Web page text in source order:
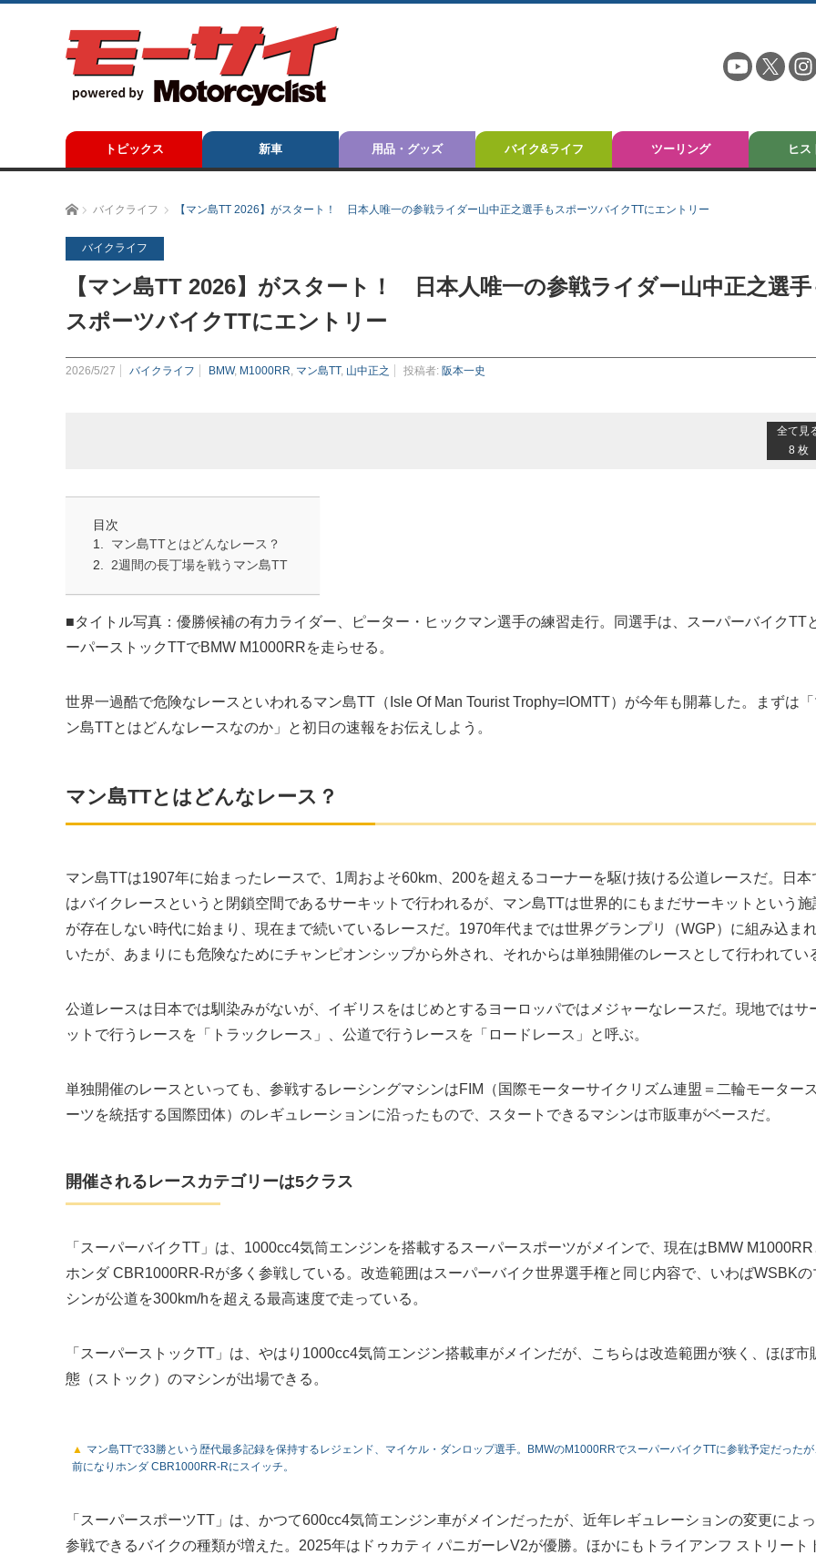
トピックス 新車 用品・グッズ バイク&ライフ ツーリング ヒス
ホームバイクライフ 【マン島TT 2026】がスタート！ 日本人唯一の参戦ライダー山中正之選手もスポーツバイクTTにエントリー
バイクライフ
【マン島TT 2026】がスタート！ 日本人唯一の参戦ライダー山中正之選手
スポーツバイクTTにエントリー
2026/5/27 バイクライフ BMW, M1000RR マン島TT, 山中正之 投稿者: 阪本一史
全て見
8 枚
目次
マン島TTとはどんなレース？
2週間の長丁場を戦うマン島TT
■タイトル写真：優勝候補の有力ライダー、ピーター・ヒックマン選手の練習走行。同選手は、スーパーバイクTT
ーパーストックTTでBMW M1000RRを走らせる。
世界一過酷で危険なレースといわれるマン島TT（Isle Of Man Tourist Trophy=IOMTT）が今年も開幕した。まずは「
ン島TTとはどんなレースなのか」と初日の速報をお伝えしよう。
マン島TTとはどんなレース？
マン島TTは1907年に始まったレースで、1周およそ60km、200を超えるコーナーを駆け抜ける公道レースだ。日本
はバイクレースというと閉鎖空間であるサーキットで行われるが、マン島TTは世界的にもまだサーキットという施
が存在しない時代に始まり、現在まで続いているレースだ。1970年代までは世界グランプリ（WGP）に組み込ま
いたが、あまりにも危険なためにチャンピオンシップから外され、それからは単独開催のレースとして行われてい
公道レースは日本では馴染みがないが、イギリスをはじめとするヨーロッパではメジャーなレースだ。現地ではサ
ットで行うレースを「トラックレース」、公道で行うレースを「ロードレース」と呼ぶ。
単独開催のレースといっても、参戦するレーシングマシンはFIM（国際モーターサイクリズム連盟＝二輪モーター
ーツを統括する国際団体）のレギュレーションに沿ったもので、スタートできるマシンは市販車がベースだ。
開催されるレースカテゴリーは5クラス
「スーパーバイクTT」は、1000cc4気筒エンジンを搭載するスーパースポーツがメインで、現在はBMW M1000RR
ホンダ CBR1000RR-Rが多く参戦している。改造範囲はスーパーバイク世界選手権と同じ内容で、いわばWSBKの
シンが公道を300km/hを超える最高速度で走っている。
「スーパーストックTT」は、やはり1000cc4気筒エンジン搭載車がメインだが、こちらは改造範囲が狭く、ほぼ市
態（ストック）のマシンが出場できる。
マン島TTで33勝という歴代最多記録を保持するレジェンド、マイケル・ダンロップ選手。BMWのM1000RRでスーパーバイクTTに参戦予定だった
前になりホンダ CBR1000RR-Rにスイッチ。
「スーパースポーツTT」は、かつて600cc4気筒エンジン車がメインだったが、近年レギュレーションの変更によ
参戦できるバイクの種類が増えた。2025年はドゥカティ パニガーレV2が優勝。ほかにもトライアンフ ストリート